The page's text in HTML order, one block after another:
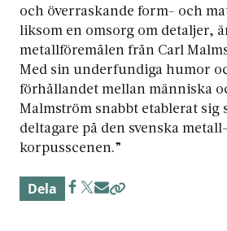
och överraskande form- och
liksom en omsorg om detaljer,
metallföremålen från Carl
Med sin underfundiga humor
förhållandet mellan människa
Malmström snabbt etablerat sig
deltagare på den svenska
korpusscenen.”
Dela